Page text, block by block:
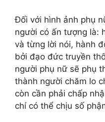
Đối với hình ảnh phụ
người có ấn tượng là:
và từng lời nói, hành
bởi đạo đức truyền
người phụ nữ sẽ phụ
thành người chăm lo
còn cần phải chấp
chí có thể chịu số